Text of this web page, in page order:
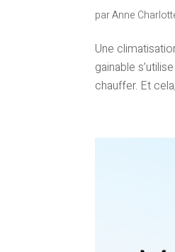
parAnne
Une
gainable
chauffer. Et